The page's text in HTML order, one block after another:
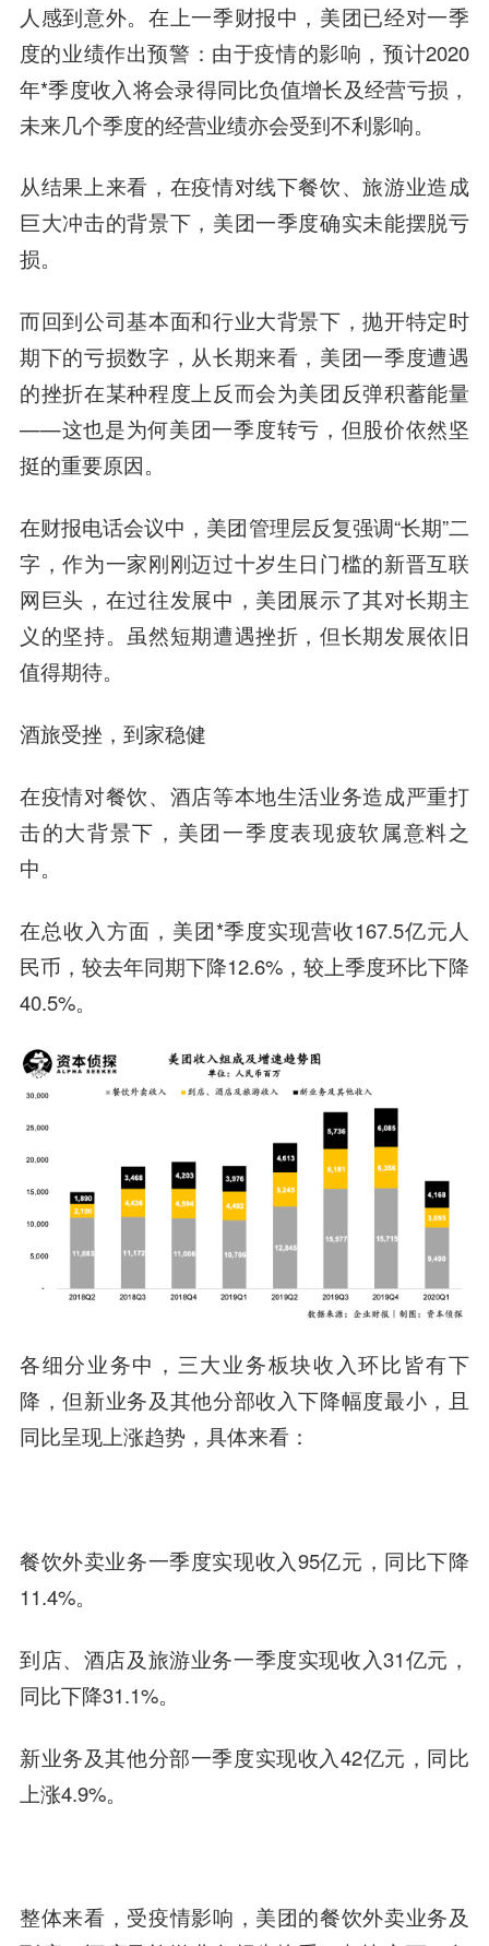
人感到意外。在上一季财报中，美团已经对一季
度的业绩作出预警：由于疫情的影响，预计2020
年*季度收入将会录得同比负值增长及经营亏损，
未来几个季度的经营业绩亦会受到不利影响。
从结果上来看，在疫情对线下餐饮、旅游业造成
巨大冲击的背景下，美团一季度确实未能摆脱亏
损。
而回到公司基本面和行业大背景下，抛开特定时
期下的亏损数字，从长期来看，美团一季度遭遇
的挫折在某种程度上反而会为美团反弹积蓄能量
——这也是为何美团一季度转亏，但股价依然坚
挺的重要原因。
在财报电话会议中，美团管理层反复强调“长期”二
字，作为一家刚刚迈过十岁生日门槛的新晋互联
网巨头，在过往发展中，美团展示了其对长期主
义的坚持。虽然短期遭遇挫折，但长期发展依旧
值得期待。
酒旅受挫，到家稳健
在疫情对餐饮、酒店等本地生活业务造成严重打
击的大背景下，美团一季度表现疲软属意料之
中。
在总收入方面，美团*季度实现营收167.5亿元人
民币，较去年同期下降12.6%，较上季度环比下降
40.5%。
各细分业务中，三大业务板块收入环比皆有下
降，但新业务及其他分部收入下降幅度最小，且
同比呈现上涨趋势，具体来看：
餐饮外卖业务一季度实现收入95亿元，同比下降
11.4%。
到店、酒店及旅游业务一季度实现收入31亿元，
同比下降31.1%。
新业务及其他分部一季度实现收入42亿元，同比
上涨4.9%。
整体来看，受疫情影响，美团的餐饮外卖业务及